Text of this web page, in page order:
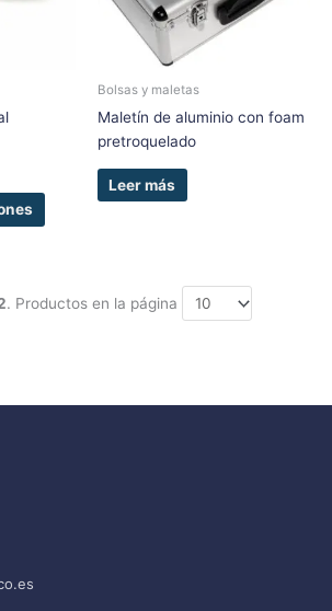
producto
Bolsas y maletas
Maletín de aluminio con foam
pretroquelado
Leer más
. Productos en la página